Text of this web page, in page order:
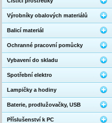
Výrobníky obalových materiálů
Balicí materiál
Ochranné pracovní pomůcky
Vybavení do skladu
Spotřební elektro
Lampičky a hodiny
Baterie, prodlužovačky, USB
Příslušenství k PC